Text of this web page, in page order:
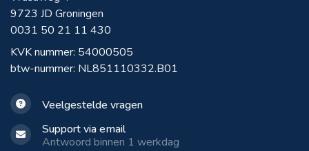
9723 JD Groningen
0031 50 21 11 430
KVK nummer: 54000505
btw-nummer: NL851110332.B01
Veelgestelde vragen
Support via email
Antwoord binnen 1 werkdag